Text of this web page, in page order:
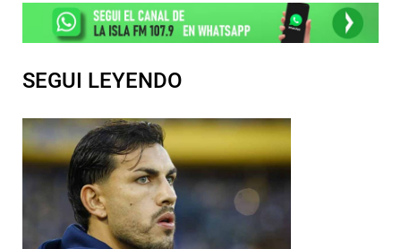
SEGUI LEYENDO